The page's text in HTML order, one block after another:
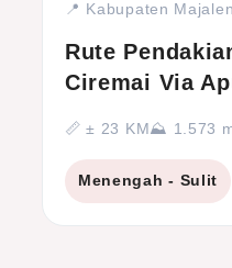
📍 Kabupaten
Rute
Ciremai Via
📏 ± 23 KM⛰ 1.573
Menengah - Sulit